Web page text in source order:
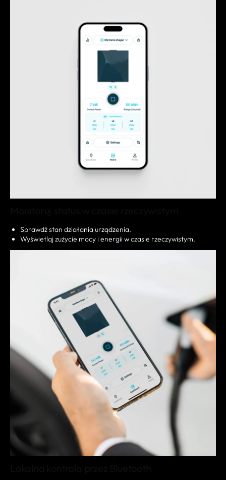
Sprawdź stan działania urządzenia.
Wyświetlaj zużycie mocy i energii w czasie rzeczywistym.